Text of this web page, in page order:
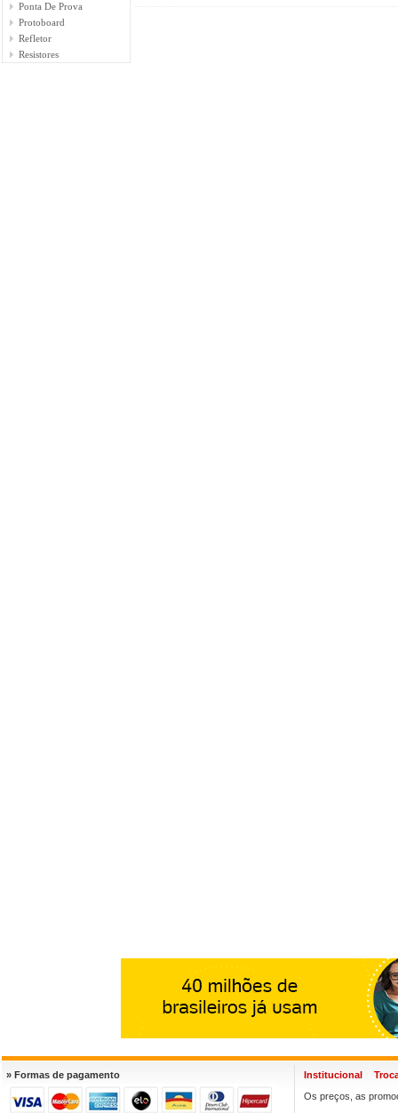
Ponta De Prova
Protoboard
Refletor
Resistores
» Formas de pagamento Institucional
Os preços, as